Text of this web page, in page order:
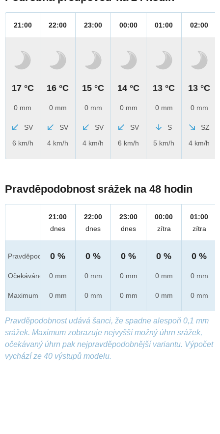
21:00
17 °C
0 mm
SV
6 km/h
22:00
16 °C
0 mm
SV
4 km/h
23:00
15 °C
0 mm
SV
4 km/h
00:00
14 °C
0 mm
SV
6 km/h
01:00
13 °C
0 mm
S
5 km/h
02:00
13 °C
0 mm
SZ
4 km/h
Pravděpodobnost srážek na 48 hodin
Pravděpod.
Očekáváno
Maximum
21:00
dnes
0 %
0 mm
0 mm
22:00
dnes
0 %
0 mm
0 mm
23:00
dnes
0 %
0 mm
0 mm
00:00
zítra
0 %
0 mm
0 mm
01:00
zítra
0 %
0 mm
0 mm
Pravděpodobnost udává šanci, že spadne alespoň 0,1 mm
srážek. Maximum zobrazuje nejvyšší možný úhrn srážek,
očekávaný úhrn pak nejpravděpodobnější variantu. Výpočet
vychází ze 40 výstupů modelu.